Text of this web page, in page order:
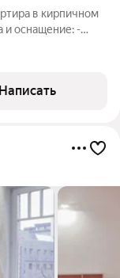
в кирпичном
и оснащение: -
18.7 м -
Написать